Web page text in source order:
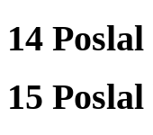
14 Poslal
15 Poslal